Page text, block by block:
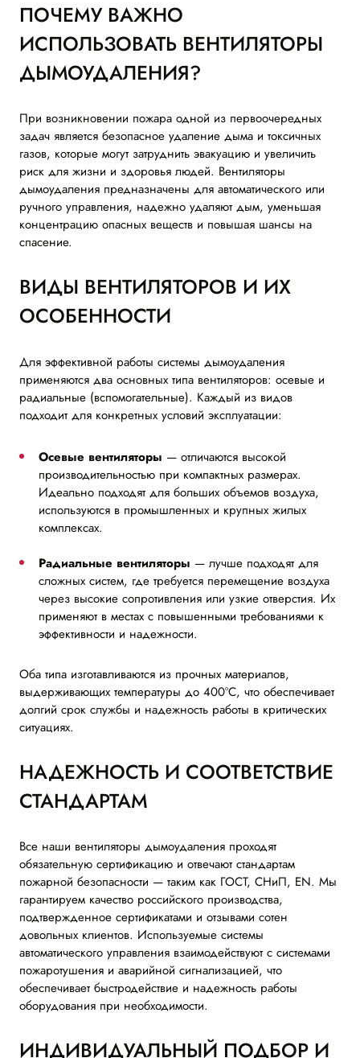
ПОЧЕМУ ВАЖНО
ИСПОЛЬЗОВАТЬ ВЕНТИЛЯТОРЫ
ДЫМОУДАЛЕНИЯ?
При возникновении пожара одной из первоочередных
задач является безопасное удаление дыма и токсичных
газов, которые могут затруднить эвакуацию и увеличить
риск для жизни и здоровья людей. Вентиляторы
дымоудаления предназначены для автоматического или
ручного управления, надежно удаляют дым, уменьшая
концентрацию опасных веществ и повышая шансы на
спасение.
ВИДЫ ВЕНТИЛЯТОРОВ И ИХ
ОСОБЕННОСТИ
Для эффективной работы системы дымоудаления
применяются два основных типа вентиляторов: осевые и
радиальные (вспомогательные). Каждый из видов
подходит для конкретных условий эксплуатации:
Осевые вентиляторы — отличаются высокой
производительностью при компактных размерах.
Идеально подходят для больших объемов воздуха,
используются в промышленных и крупных жилых
комплексах.
Радиальные вентиляторы — лучше подходят для
сложных систем, где требуется перемещение воздуха
через высокие сопротивления или узкие отверстия. Их
применяют в местах с повышенными требованиями к
эффективности и надежности.
Оба типа изготавливаются из прочных материалов,
выдерживающих температуры до 400°C, что обеспечивает
долгий срок службы и надежность работы в критических
ситуациях.
НАДЕЖНОСТЬ И СООТВЕТСТВИЕ
СТАНДАРТАМ
Все наши вентиляторы дымоудаления проходят
обязательную сертификацию и отвечают стандартам
пожарной безопасности — таким как ГОСТ, СНиП, EN. Мы
гарантируем качество российского производства,
подтвержденное сертификатами и отзывами сотен
довольных клиентов. Используемые системы
автоматического управления взаимодействуют с системами
пожаротушения и аварийной сигнализацией, что
обеспечивает быстродействие и надежность работы
оборудования при необходимости.
ИНДИВИДУАЛЬНЫЙ ПОДБОР И